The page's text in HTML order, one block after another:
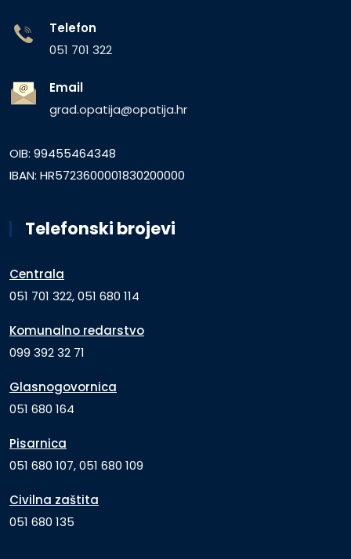
Telefon
051 701 322
Email
grad.opatija@opatija.hr
OIB: 99455464348
IBAN: HR5723600001830200000
Telefonski brojevi
Centrala
051 701 322, 051 680 114
Komunalno redarstvo
099 392 32 71
Glasnogovornica
051 680 164
Pisarnica
051 680 107, 051 680 109
Civilna zaštita
051 680 135